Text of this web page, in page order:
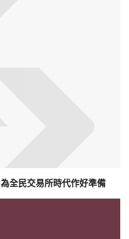
全民交易所時代作好準備